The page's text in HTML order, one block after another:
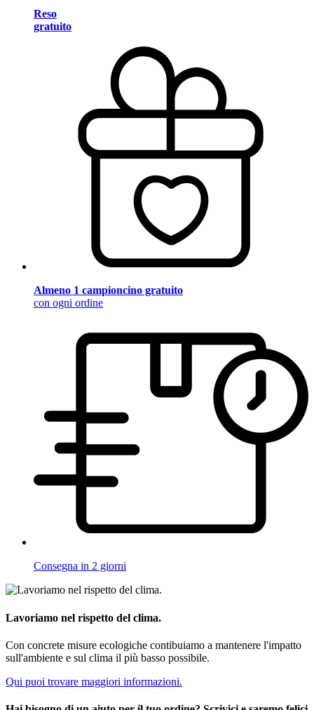
Reso
gratuito
Almeno 1 campioncino gratuito
con ogni ordine
Consegna in 2 giorni
Lavoriamo nel rispetto del clima.
Con concrete misure ecologiche contibuiamo a mantenere l'impatto
sull'ambiente e sul clima il più basso possibile.
Qui puoi trovare maggiori informazioni.